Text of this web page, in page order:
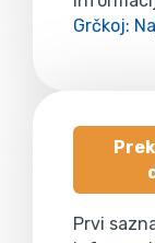
Grčkoj:
Prvi